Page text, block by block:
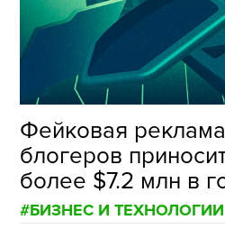
Фейковая
блогеров
более $7.2 млн в
#БИЗНЕС И ТЕХНОЛОГИИ
ИСТОРИИ
О
КОНТАКТЫ